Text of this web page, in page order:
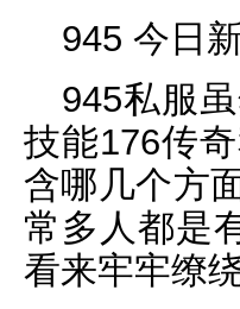
945 今日
945私服
技能176传
含哪几个方
常多人都是
看来牢牢缭